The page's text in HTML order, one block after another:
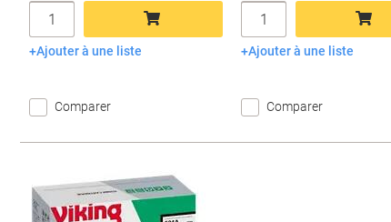
Quantité
Ajouter au panier
Ajouter à une liste
Comparer
Quantité
Ajouter au
Ajouter à une liste
Comparer